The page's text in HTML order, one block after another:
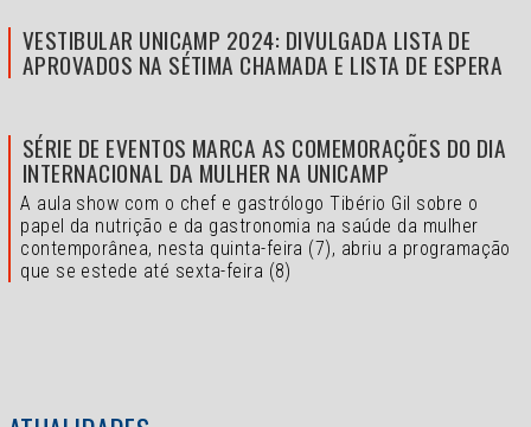
VESTIBULAR UNICAMP 2024: DIVULGADA LISTA DE
APROVADOS NA SÉTIMA CHAMADA E LISTA DE ESPERA
SÉRIE DE EVENTOS MARCA AS COMEMORAÇÕES DO DIA
INTERNACIONAL DA MULHER NA UNICAMP
A aula show com o chef e gastrólogo Tibério Gil sobre o
papel da nutrição e da gastronomia na saúde da mulher
contemporânea, nesta quinta-feira (7), abriu a programação
que se estede até sexta-feira (8)